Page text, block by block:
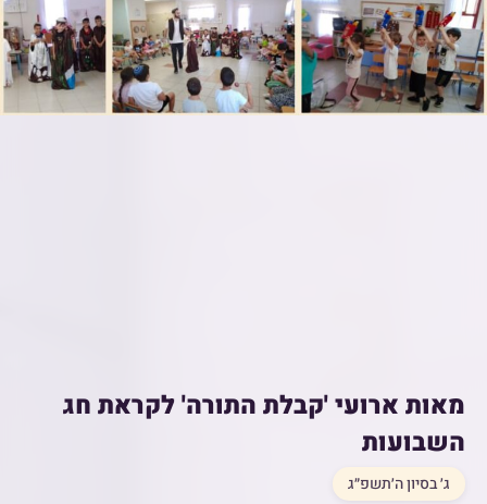
מאות ארועי 'קבלת התורה' לקראת חג
השבועות
ג׳ בסיון ה׳תשפ״ג